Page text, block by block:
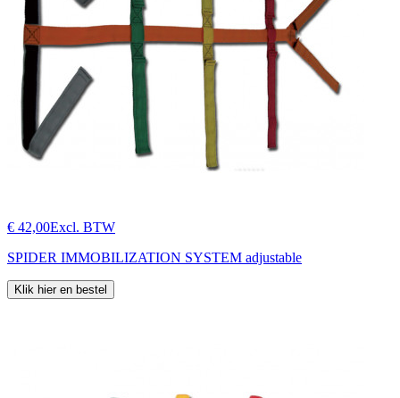
€ 42,00Excl. BTW
SPIDER IMMOBILIZATION SYSTEM adjustable
Klik hier en bestel